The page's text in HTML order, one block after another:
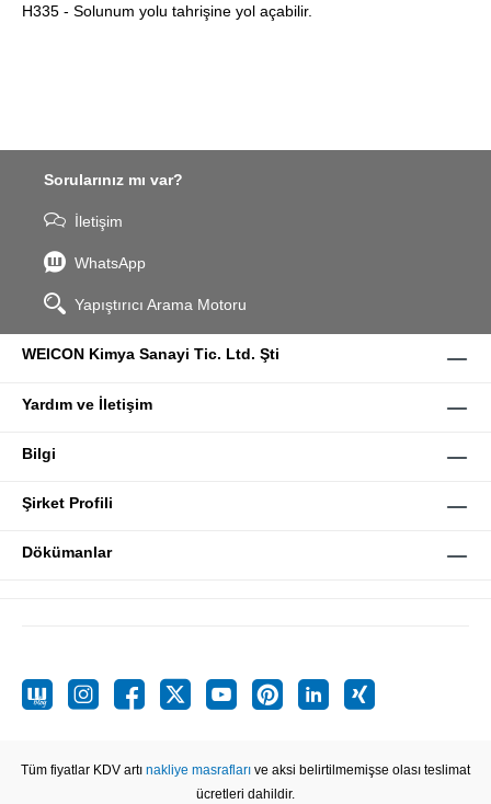
H335 - Solunum yolu tahrişine yol açabilir.
Sorularınız mı var?
İletişim
WhatsApp
Yapıştırıcı Arama Motoru
WEICON Kimya Sanayi Tic. Ltd. Şti
Yardım ve İletişim
Bilgi
Şirket Profili
Dökümanlar
Tüm fiyatlar KDV artı nakliye masrafları ve aksi belirtilmemişse olası teslimat
ücretleri dahildir.